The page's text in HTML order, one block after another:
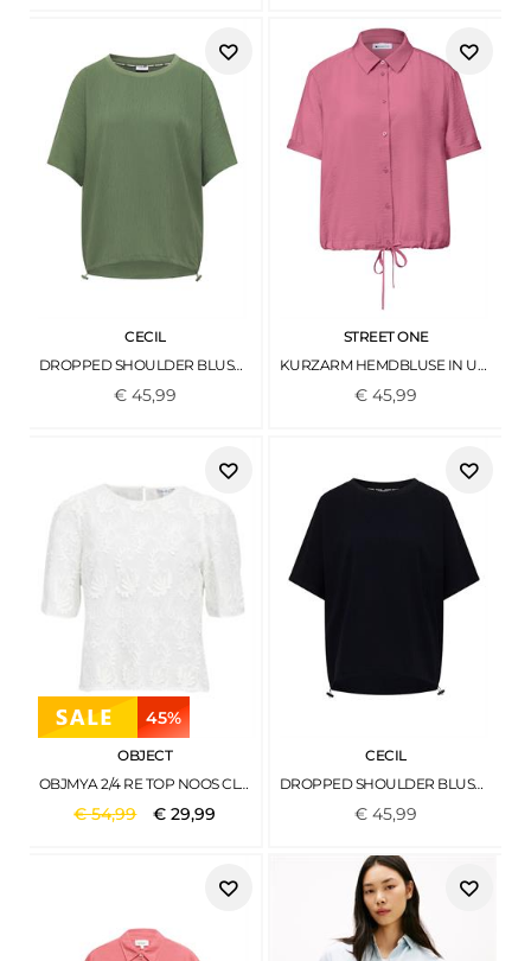
CECIL
DROPPED SHOULDER BLUSENSHIRT IN UNIFARBE DEEP MATCHA GREEN
€ 45,99
STREET ONE
KURZARM HEMDBLUSE IN UNIFARBE BLUSH BERRY
€45,99
45%
OBJECT
OBJMYA 2/4 RE TOP NOOS CLOUD DANCER
€54,99 €29,99
CECIL
DROPPED SHOULDER BLUSENSHIRT IN UNIFARBE URBAN DARK BLUE
€45,99